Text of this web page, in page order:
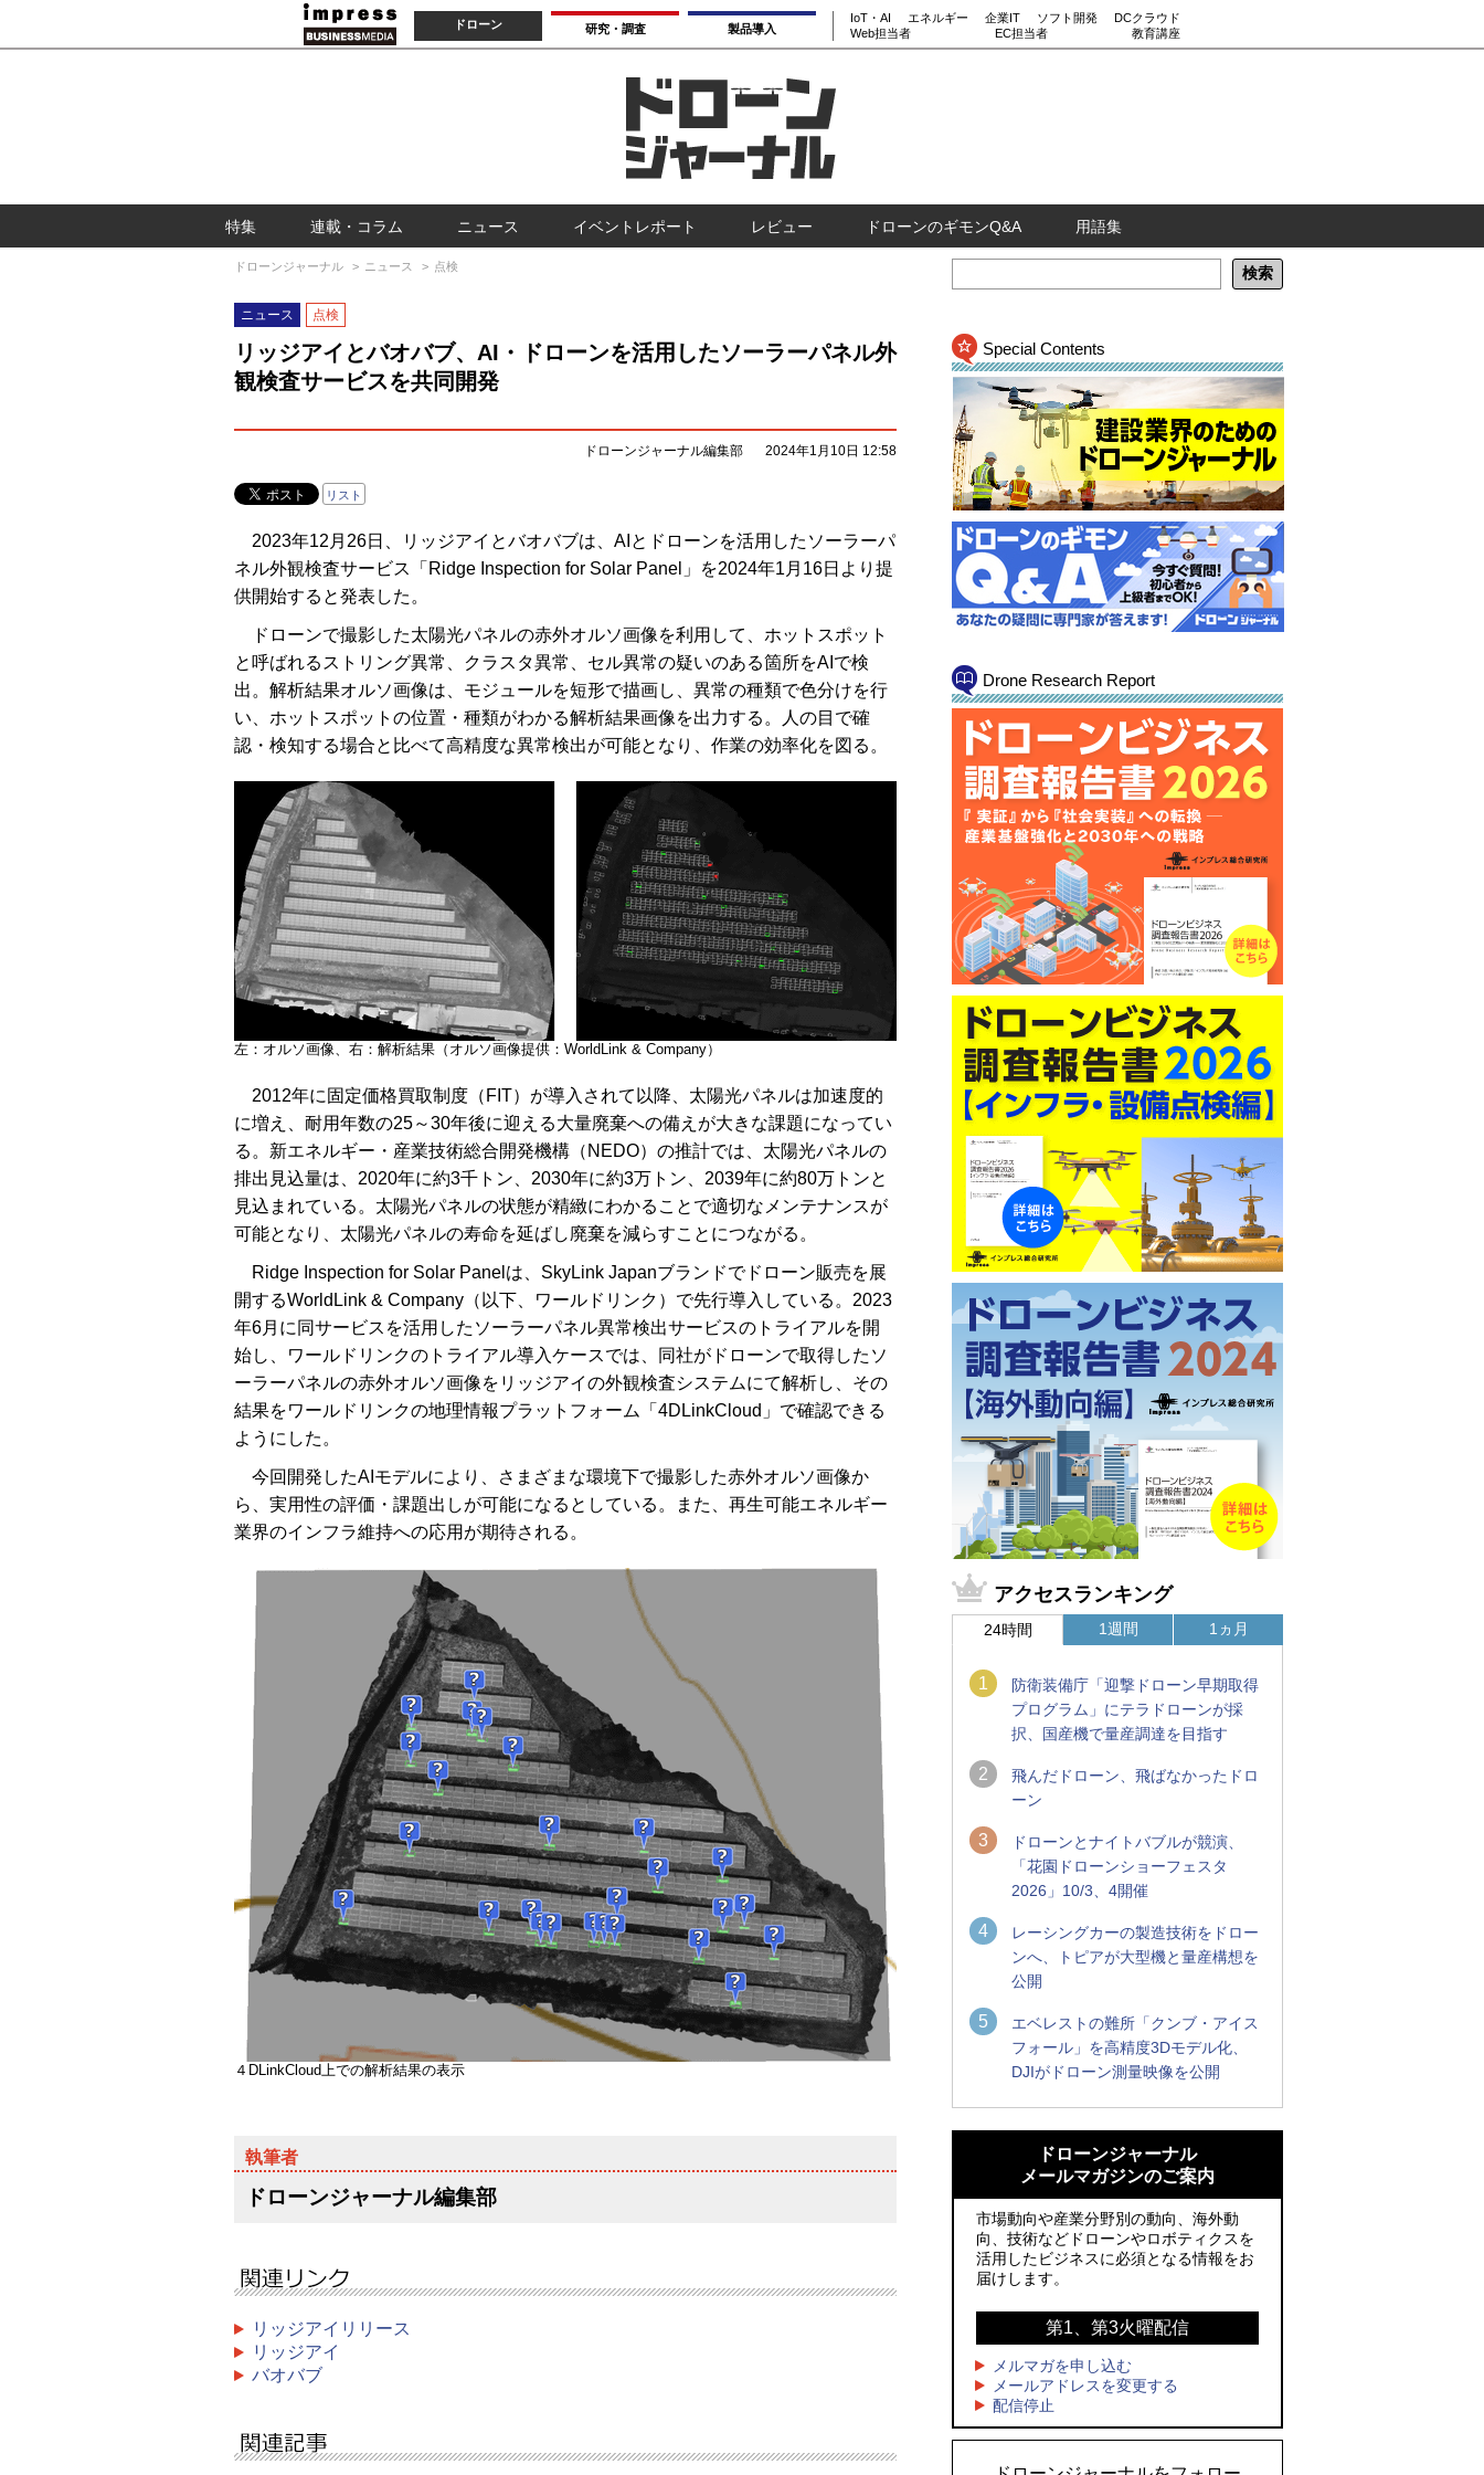
ドローン 研究・調査 製品導入
IoT・AI エネルギー 企業IT ソフト開発
DCクラウド
Web担当者
EC担当者 教育講座
特集 連載・コラム ニュース イベントレポート レビュー ドローンのギモンQ&A 用語集
ドローンジャーナル ニュース 点検
ニュース 点検
リッジアイとバオバブ、AI・ドローンを活用したソーラーパネル外
観検査サービスを共同開発
ドローンジャーナル編集部 2024年1月10日 12:58
リスト
2023年12月26日、リッジアイとバオバブは、AIとドローンを活用したソーラーパ
ネル外観検査サービス「Ridge Inspection for Solar Panel」を2024年1月16日より提
供開始すると発表した。
ドローンで撮影した太陽光パネルの赤外オルソ画像を利用して、ホットスポット
と呼ばれるストリング異常、クラスタ異常、セル異常の疑いのある箇所をAIで検
出。解析結果オルソ画像は、モジュールを短形で描画し、異常の種類で色分けを行
い、ホットスポットの位置・種類がわかる解析結果画像を出力する。人の目で確
認・検知する場合と比べて高精度な異常検出が可能となり、作業の効率化を図る。
左：オルソ画像、右：解析結果（オルソ画像提供：WorldLink & Company）
2012年に固定価格買取制度（FIT）が導入されて以降、太陽光パネルは加速度的
に増え、耐用年数の25～30年後に迎える大量廃棄への備えが大きな課題になってい
る。新エネルギー・産業技術総合開発機構（NEDO）の推計では、太陽光パネルの
排出見込量は、2020年に約3千トン、2030年に約3万トン、2039年に約80万トンと
見込まれている。太陽光パネルの状態が精緻にわかることで適切なメンテナンスが
可能となり、太陽光パネルの寿命を延ばし廃棄を減らすことにつながる。
Ridge Inspection for Solar Panelは、SkyLink Japanブランドでドローン販売を展
開するWorldLink & Company（以下、ワールドリンク）で先行導入している。2023
年6月に同サービスを活用したソーラーパネル異常検出サービスのトライアルを開
始し、ワールドリンクのトライアル導入ケースでは、同社がドローンで取得したソ
ーラーパネルの赤外オルソ画像をリッジアイの外観検査システムにて解析し、その
結果をワールドリンクの地理情報プラットフォーム「4DLinkCloud」で確認できる
ようにした。
今回開発したAIモデルにより、さまざまな環境下で撮影した赤外オルソ画像か
ら、実用性の評価・課題出しが可能になるとしている。また、再生可能エネルギー
業界のインフラ維持への応用が期待される。
４DLinkCloud上での解析結果の表示
ドローンジャーナル編集部
リッジアイリリース
リッジアイ
バオバブ
Special Contents
Drone Research Report
アクセスランキング
24時間
1
防衛装備庁「迎撃ドローン早期取得
プログラム」にテラドローンが採
択、国産機で量産調達を目指す
2
飛んだドローン、飛ばなかったドロ
ーン
3
ドローンとナイトバブルが競演、
「花園ドローンショーフェスタ
2026」10/3、4開催
4
レーシングカーの製造技術をドロー
ンへ、トピアが大型機と量産構想を
公開
5
エベレストの難所「クンブ・アイス
フォール」を高精度3Dモデル化、
DJIがドローン測量映像を公開
1週間
飛ぶLEDスクリーン」とドローンショー
による新演出を実施
防衛装備庁「迎撃ドローン早期取得プロ
グラム」にテラドローンが採択、国産機
で量産調達を目指す
パイダーマン』や「M!LK」とのコラボド
ローンショー8/1開催
ドローンとナイトバブルが競演、「花園
ドローンショーフェスタ2026」10/3、4
開催
1ヵ月
飛ぶLEDスクリーン」とドローンショー
による新演出を実施
国産AUVを社会実装へ、スタートアップ
「BlueArch株式会社」設立
防衛装備庁「迎撃ドローン早期取得プロ
で量産調達を目指す
サザンビーチちがさき花火大会で「復活
の花火」打ち上げ、キリンビールがライ
ブ中継と連動した支援企画
ドローンジャーナル
メールマガジンのご案内
市場動向や産業分野別の動向、海外動
向、技術などドローンやロボティクスを
活用したビジネスに必須となる情報をお
届けします。
第1、第3火曜配信
メルマガを申し込む
メールアドレスを変更する
配信停止